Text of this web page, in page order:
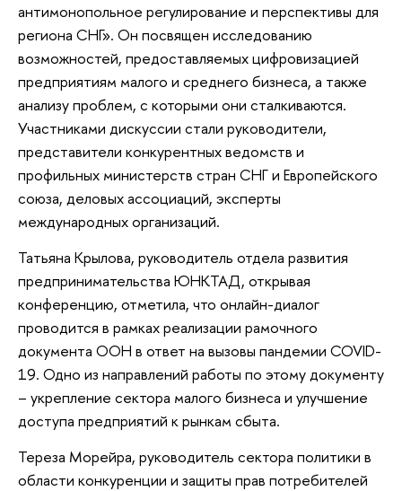
антимонопольное регулирование и перспективы для
региона СНГ». Он посвящен исследованию
возможностей, предоставляемых цифровизацией
предприятиям малого и среднего бизнеса, а также
анализу проблем, с которыми они сталкиваются.
Участниками дискуссии стали руководители,
представители конкурентных ведомств и
профильных министерств стран СНГ и Европейского
союза, деловых ассоциаций, эксперты
международных организаций.
Татьяна Крылова, руководитель отдела развития
предпринимательства ЮНКТАД, открывая
конференцию, отметила, что онлайн-диалог
проводится в рамках реализации рамочного
документа ООН в ответ на вызовы пандемии COVID-
19. Одно из направлений работы по этому документу
– укрепление сектора малого бизнеса и улучшение
доступа предприятий к рынкам сбыта.
Тереза Морейра, руководитель cектора политики в
области конкуренции и защиты прав потребителей